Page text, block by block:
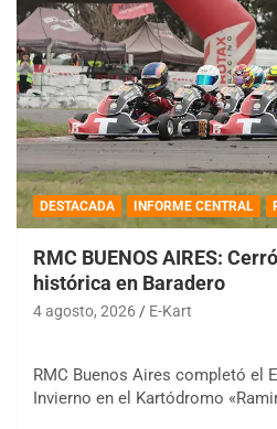
DESTACADA INFORME CENTRAL
RMC BUENOS AIRES:
histórica en Baradero
4 agosto, 2026 E-Kart
RMC Buenos Aires completó el
Invierno en el Kartódromo